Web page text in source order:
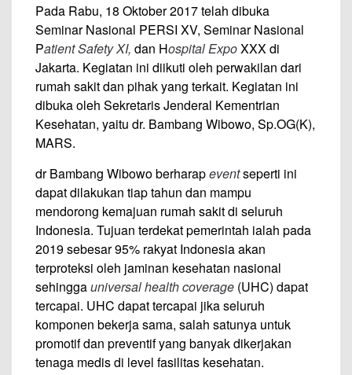
Pada Rabu, 18 Oktober 2017 telah dibuka
Seminar Nasional PERSI XV, Seminar Nasional
PatientSafetyXI, dan HospitalExpoXXX di
Jakarta. Kegiatan ini diikuti oleh perwakilan dari
rumah sakit dan pihak yang terkait. Kegiatan ini
dibuka oleh Sekretaris Jenderal Kementrian
Kesehatan, yaitu dr. Bambang Wibowo, Sp.OG(K),
MARS.
dr Bambang Wibowo berharapeventseperti ini
dapat dilakukan tiap tahun dan mampu
mendorong kemajuan rumah sakit di seluruh
Indonesia. Tujuan terdekat pemerintah ialah pada
2019 sebesar 95% rakyat Indonesia akan
terproteksi oleh jaminan kesehatan nasional
sehinggauniversal health coverage (UHC) dapat
tercapai. UHC dapat tercapai jika seluruh
komponen bekerja sama, salah satunya untuk
promotif dan preventif yang banyak dikerjakan
tenaga medis di level fasilitas kesehatan.